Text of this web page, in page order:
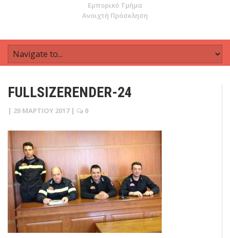
Εμπορικό Τμήμα
Ανοιχτή Πρόσκληση
FULLSIZERENDER-24
| 20 ΜΑΡΤΊΟΥ 2017 | 0